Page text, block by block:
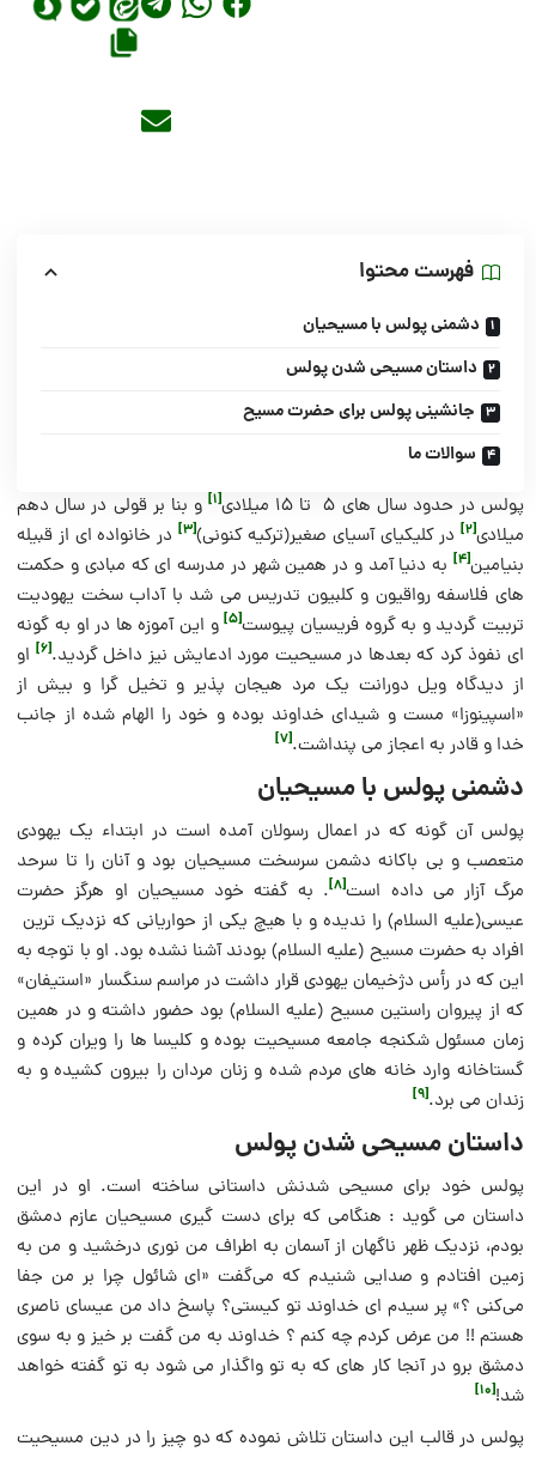
فهرست محتوا
دشمنی پولس با مسیحیان
داستان مسیحی شدن پولس
جانشینی پولس برای حضرت مسیح
سوالات ما
پولس در حدود سال های ۵ تا ۱۵ میلادی [1] و بنا بر قولی در سال دهم
میلادی[2] در کلیکیای آسیای صغیر(ترکیه کنونی)[3]
در خانواده ­ای از قبیله‌
بنیامین[4]
به دنیا آمد و در همین شهر در مدرسه­ ای که مبادی و حکمت‌
های فلاسفه رواقیون و کلبیون تدریس می­ شد با آداب سخت یهودیت
تربیت گردید و به گروه فریسیان پیوست[5]
و این آموزه ‌ها در او به گونه
­ای نفوذ کرد که بعد‌ها در مسیحیت مورد ادعایش نیز داخل گردید.[6]
او
از دیدگاه ویل‌ دورانت یک مرد هیجان پذیر و تخیل گرا و بیش از
«اسپینوزا» مست و شیدای خداوند بوده و خود را الهام شده از جانب
خدا و قادر به اعجاز می­ پنداشت.[7]
دشمنی پولس با مسیحیان
پولس آن گونه که در اعمال رسولان آمده است در ابتداء یک یهودی
متعصب و بی باکانه دشمن سرسخت مسیحیان بود و آنان را تا سرحد
مرگ آزار می داده است[8]
. به گفته خود مسیحیان او هرگز حضرت
عیسی(علیه السلام) را ندیده و با هیچ یکی از حواریانی که نزدیک ترین
افراد به حضرت مسیح (علیه السلام) بودند آشنا نشده بود. او با توجه به
این که در رأس دژخیمان یهودی قرار داشت در مراسم سنگسار «استیفان»
که از پیروان راستین مسیح (علیه السلام) بود حضور داشته و در همین
زمان مسئول شکنجه جامعه مسیحیت بوده و کلیسا ها را ویران کرده و
گستاخانه وارد خانه های مردم شده و زنان مردان را بیرون کشیده و به
زندان می برد.[9]
داستان مسیحی شدن پولس
پولس خود برای مسیحی شدنش داستانی ساخته است. او در این
داستان می گوید : هنگامی که برای دست گیری مسیحیان عازم دمشق
بودم، نزدیک ظهر ناگهان از آسمان به اطراف من نوری درخشید و من به
زمین افتادم و صدایی شنیدم که می‌گفت «ای شائول چرا بر من جفا
می‌کنی ؟» پر سیدم ای خداوند تو کیستی؟ پاسخ داد من عیسای ناصری
هستم !! من عرض کردم چه کنم ؟ خداوند به من گفت بر خیز و به سوی
دمشق برو در آنجا کار های که به تو واگذار می شود به تو گفته خواهد
شد![10]
پولس در قالب این داستان تلاش نموده که دو چیز را در دین مسیحیت